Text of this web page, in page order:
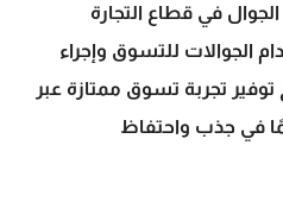
في قطاع التجارة
الجوالات للتسوق وإجراء
توفير تجربة تسوق ممتازة عبر
في جذب واحتفاظ